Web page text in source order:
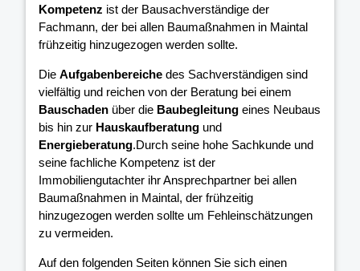
Kompetenz ist der Bausachverständige der
Fachmann, der bei allen Baumaßnahmen in Maintal
frühzeitig hinzugezogen werden sollte.
Die Aufgabenbereiche des Sachverständigen sind
vielfältig und reichen von der Beratung bei einem
Bauschaden über die Baubegleitung eines Neubaus
bis hin zur Hauskaufberatung und
Energieberatung.Durch seine hohe Sachkunde und
seine fachliche Kompetenz ist der
Immobiliengutachter ihr Ansprechpartner bei allen
Baumaßnahmen in Maintal, der frühzeitig
hinzugezogen werden sollte um Fehleinschätzungen
zu vermeiden.
Auf den folgenden Seiten können Sie sich einen